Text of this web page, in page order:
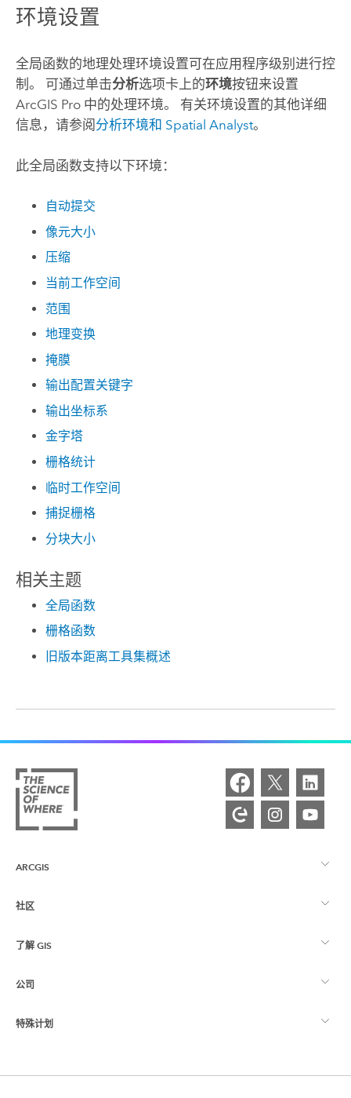
环境设置
全局函数的地理处理环境设置可在应用程序级别进行控
制。 可通过单击分析选项卡上的环境按钮来设置
ArcGIS Pro中的处理环境。 有关环境设置的其他详细
信息，请参阅分析环境和 Spatial Analyst。
此全局函数支持以下环境：
自动提交
像元大小
压缩
当前工作空间
范围
地理变换
掩膜
输出配置关键字
输出坐标系
金字塔
栅格统计
临时工作空间
捕捉栅格
分块大小
相关主题
全局函数
栅格函数
旧版本距离工具集概述
ARCGIS
ArcGIS 概览
制图
社区
Esri 社区
ArcGIS 博客
了解 GIS
什么是 GIS？
位置智能
培训
公司
关于 Esri
特殊计划